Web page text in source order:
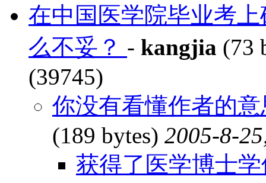
在中国医学院毕业考
么不妥？ - kangjia (73
(39745)
你没有看懂作者的
(189 bytes) 2005-8-
获得了医学博士